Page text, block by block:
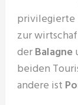
privilegierte
zur
derBalagne
beiden
andere ist